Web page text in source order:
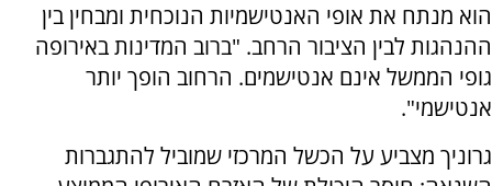
הוא מנתח את אופי האנטישמיות הנוכחית ומבחין בין
ההנהגות לבין הציבור הרחב. "ברוב המדינות באירופה
גופי הממשל אינם אנטישמים. הרחוב הופך יותר
אנטישמי".
גרוניך מצביע על הכשל המרכזי שמוביל להתגברות